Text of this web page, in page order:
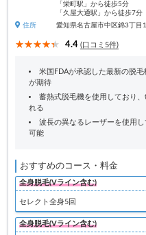
「栄町駅」から徒歩5分
「久屋大通駅」から徒歩7分
住所
愛知県名古屋市中区錦3丁
4.4 (口コミ5件)
米国FDAが承認した最新の脱
が期待
蓄熱式脱毛機を使用しており
れる
波長の異なるレーザーを使用
可能
おすすめのコース・料金
全身脱毛(Vライン含む)
セレクト全身5回
全身脱毛(Vライン含む)